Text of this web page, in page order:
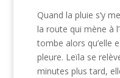
Quand la pluie s‘y
la route qui mène à
tombe alors qu’elle
pleure. Leïla se
minutes plus tard,